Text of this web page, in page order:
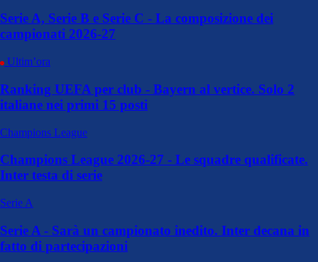
Serie A, Serie B e Serie C - La composizione dei
campionati 2026-27
Ultim’ora
Ranking UEFA per club - Bayern al vertice. Solo 2
italiane nei primi 15 posti
Champions League
Champions League 2026-27 - Le squadre qualificate.
Inter testa di serie
Serie A
Serie A - Sarà un campionato inedito. Inter decana in
fatto di partecipazioni